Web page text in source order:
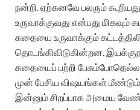
நன்றி. ஏற்கனவே பலரும்
உருவாக்குவது என்பது
கதையை உருவாக்கும்
தொடங்கிவிடுகின்றன.
கதையைப் பற்றி
முன் பேசிய விஷயங்கள் மீண்டும்
இன்னும் சிறப்பாக அமைய